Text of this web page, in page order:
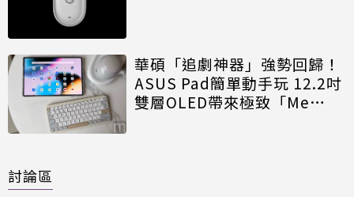
華碩「追劇神器」強勢回歸！
ASUS Pad簡單動手玩 12.2吋
雙層OLED帶來極致「Me
討論區